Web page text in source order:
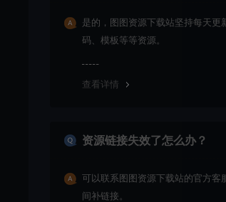
是的，图图资源下载站坚持每天更
码、模板等等资源。
查看详情
资源链接失效了怎么办？
可以联系图图资源下载站的官方客
间补链接。